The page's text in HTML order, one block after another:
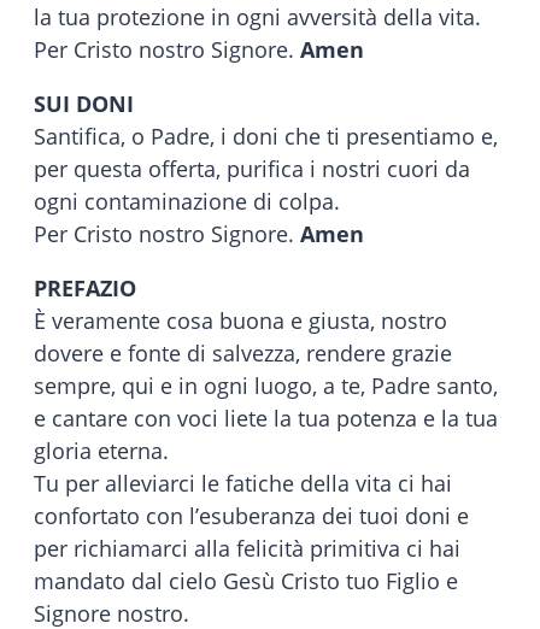
la tua protezione in ogni avversità della vita.
Per Cristo nostro Signore. Amen
SUI DONI
Santifica, o Padre, i doni che ti presentiamo e,
per questa offerta, purifica i nostri cuori da
ogni contaminazione di colpa.
Per Cristo nostro Signore. Amen
PREFAZIO
È veramente cosa buona e giusta, nostro
dovere e fonte di salvezza, rendere grazie
sempre, qui e in ogni luogo, a te, Padre santo,
e cantare con voci liete la tua potenza e la tua
gloria eterna.
Tu per alleviarci le fatiche della vita ci hai
confortato con l’esuberanza dei tuoi doni e
per richiamarci alla felicità primitiva ci hai
mandato dal cielo Gesù Cristo tuo Figlio e
Signore nostro.